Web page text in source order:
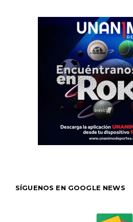
SÍGUENOS EN GOOGLE NEWS